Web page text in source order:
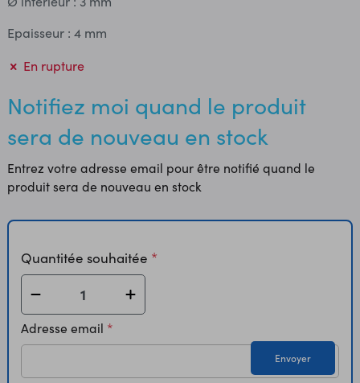
Epaisseur : 4 mm
En rupture
Notifiez moi quand le produit
sera de nouveau en stock
Entrez votre adresse email pour être notifié quand le
produit sera de nouveau en stock
Quantitée souhaitée
Adresse email
Envoyer